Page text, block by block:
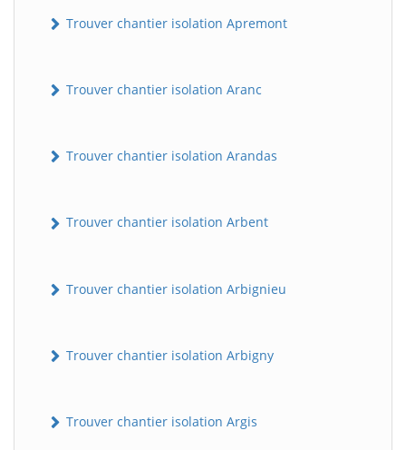
Trouver chantier isolation Apremont
Trouver chantier isolation Aranc
Trouver chantier isolation Arandas
Trouver chantier isolation Arbent
Trouver chantier isolation Arbignieu
Trouver chantier isolation Arbigny
Trouver chantier isolation Argis